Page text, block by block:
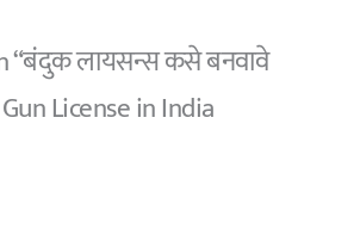
“बंदुक लायसन्स कसे बनवावे
License in India